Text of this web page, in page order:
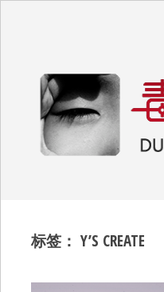
标签： Y’S CREATE